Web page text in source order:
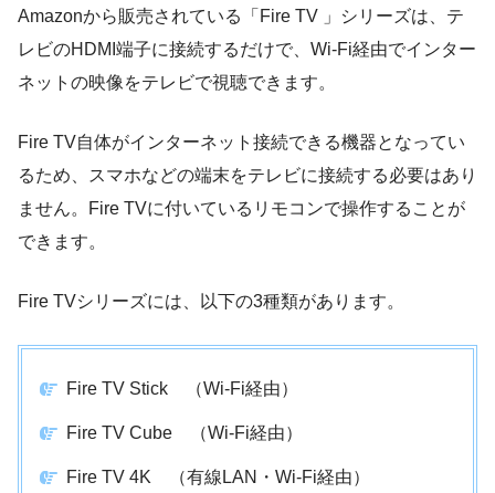
Amazonから販売されている「Fire TV 」シリーズは、テ
レビのHDMI端子に接続するだけで、Wi-Fi経由でインター
ネットの映像をテレビで視聴できます。
Fire TV自体がインターネット接続できる機器となってい
るため、スマホなどの端末をテレビに接続する必要はあり
ません。Fire TVに付いているリモコンで操作することが
できます。
Fire TVシリーズには、以下の3種類があります。
Fire TV Stick （Wi-Fi経由）
Fire TV Cube （Wi-Fi経由）
Fire TV 4K （有線LAN・Wi-Fi経由）